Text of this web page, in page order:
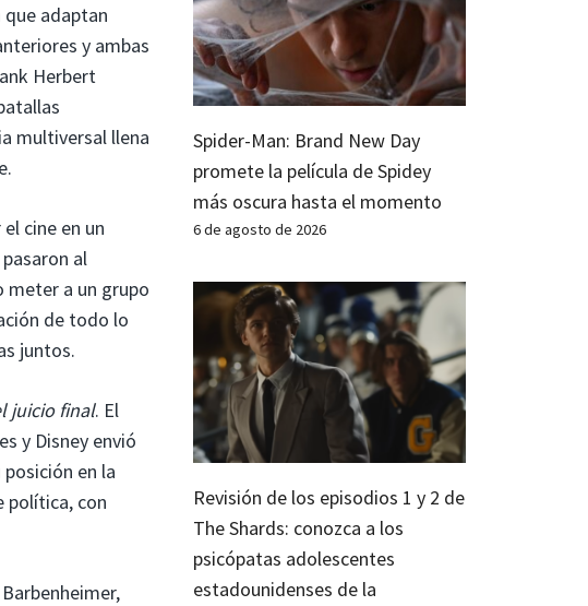
adaptan
y ambas
Herbert
multiversal llena
cine en un
al
meter a un grupo
de todo lo
juntos.
juicio final. El
y Disney envió
en la
política, con
Spider-Man: Brand New Day
promete la película de Spidey
más oscura hasta el momento
6 de agosto de 2026
Revisión de los episodios 1 y 2 de
The Shards: conozca a los
psicópatas adolescentes
estadounidenses de la